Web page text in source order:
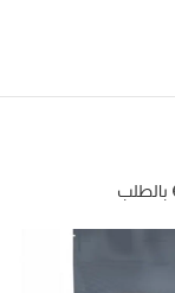
بالطلب